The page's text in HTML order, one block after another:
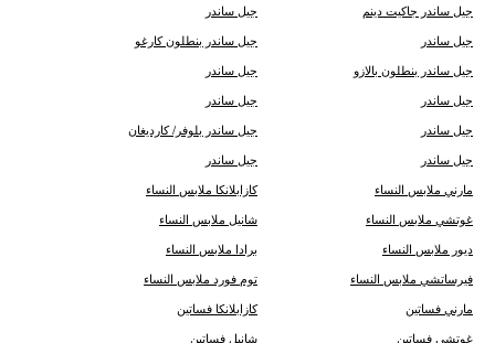
جيل ساندر جاكيت دينم جيل ساندر
جيل ساندر جيل ساندر بنطلون كارغو
جيل ساندر بنطلون بالازو جيل ساندر
جيل ساندر جيل ساندر
جيل ساندر جيل ساندر بلوفر/ كارديغان
جيل ساندر جيل ساندر
مارني ملابس النساء كازابلانكا ملابس النساء
غوتشي ملابس النساء شانيل ملابس النساء
ديور ملابس النساء برادا ملابس النساء
فيرساتشي ملابس النساء توم فورد ملابس النساء
مارني فساتين كازابلانكا فساتين
غوتشي فساتين شانيل فساتين